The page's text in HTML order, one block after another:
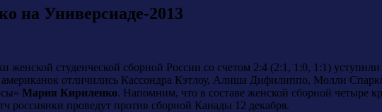
на Универсиаде-2013
женской студенческой сборной России со счетом 2:4 (2:1, 1:0, 1:1)
американок отличились Кассондра Кэтлоу, Алиша Дифилиппо, Молли
Мария Кириленко. Напомним, что в составе женской сборной четыре
россиянки проведут против сборной Канады 12 декабря.